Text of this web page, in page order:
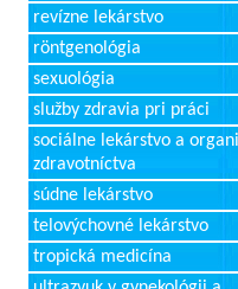
revízne lekárstvo
röntgenológia
sexuológia
služby zdravia pri práci
sociálne lekárstvo a
zdravotníctva
súdne lekárstvo
telovýchovné lekárstvo
tropická medicína